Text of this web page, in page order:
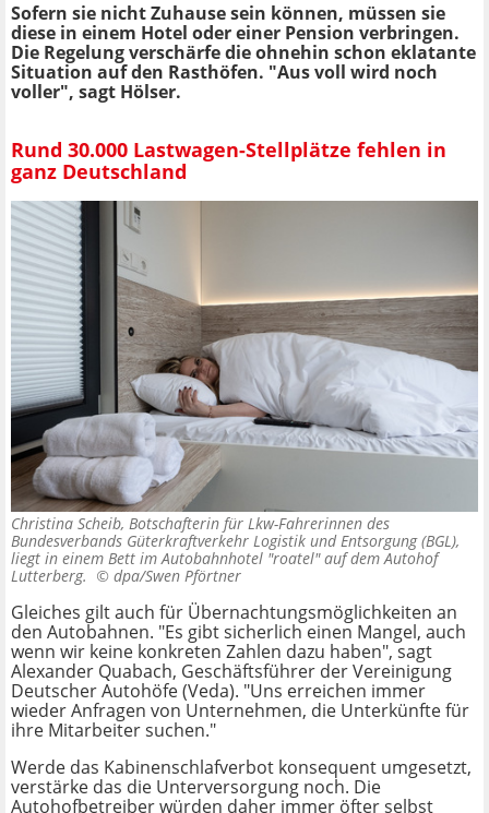
Sofern sie nicht Zuhause sein können, müssen sie
diese in einem Hotel oder einer Pension verbringen.
Die Regelung verschärfe die ohnehin schon eklatante
Situation auf den Rasthöfen. "Aus voll wird noch
voller", sagt Hölser.
Rund 30.000 Lastwagen-Stellplätze fehlen in
ganz Deutschland
Christina Scheib, Botschafterin für Lkw-Fahrerinnen des
Bundesverbands Güterkraftverkehr Logistik und Entsorgung (BGL),
liegt in einem Bett im Autobahnhotel "roatel" auf dem Autohof
Lutterberg. © dpa/Swen Pförtner
Gleiches gilt auch für Übernachtungsmöglichkeiten an
den Autobahnen. "Es gibt sicherlich einen Mangel, auch
wenn wir keine konkreten Zahlen dazu haben", sagt
Alexander Quabach, Geschäftsführer der Vereinigung
Deutscher Autohöfe (Veda). "Uns erreichen immer
wieder Anfragen von Unternehmen, die Unterkünfte für
ihre Mitarbeiter suchen."
Werde das Kabinenschlafverbot konsequent umgesetzt,
verstärke das die Unterversorgung noch. Die
Autohofbetreiber würden daher immer öfter selbst